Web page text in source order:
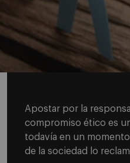
Apostar por la
compromiso ético es
todavía en un
de la sociedad lo